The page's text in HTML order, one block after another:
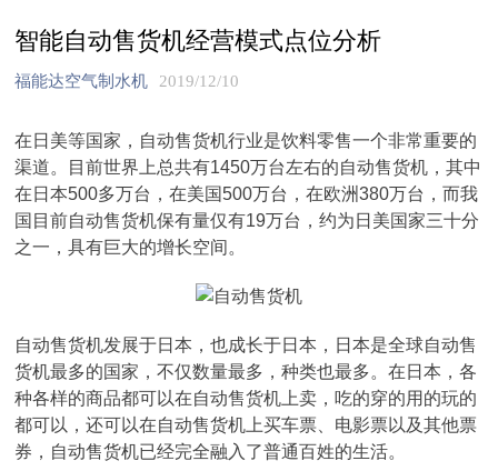
智能自动售货机经营模式点位分析
福能达空气制水机 2019/12/10
在日美等国家，自动售货机行业是饮料零售一个非常重要的
渠道。目前世界上总共有1450万台左右的自动售货机，其中
在日本500多万台，在美国500万台，在欧洲380万台，而我
国目前自动售货机保有量仅有19万台，约为日美国家三十分
之一，具有巨大的增长空间。
自动售货机发展于日本，也成长于日本，日本是全球自动售
货机最多的国家，不仅数量最多，种类也最多。在日本，各
种各样的商品都可以在自动售货机上卖，吃的穿的用的玩的
都可以，还可以在自动售货机上买车票、电影票以及其他票
券，自动售货机已经完全融入了普通百姓的生活。